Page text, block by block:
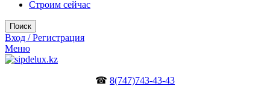
Строим сейчас
Поиск
Вход / Регистрация
Меню
☎ 8(747)743-43-43